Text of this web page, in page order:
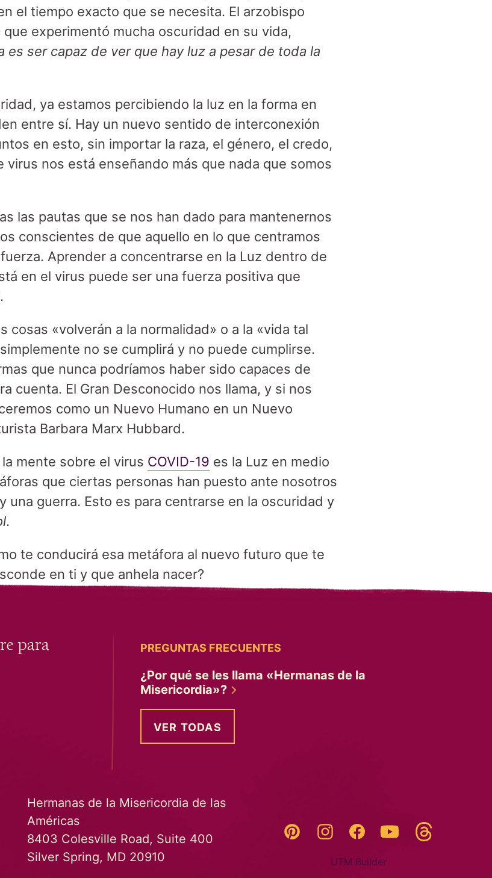
el tiempo exacto que se necesita. El arzobispo
experimentó mucha oscuridad en su vida,
es ser capaz de ver que hay luz a pesar de toda la
ya estamos percibiendo la luz en la forma en
entre sí. Hay un nuevo sentido de interconexión
en esto, sin importar la raza, el género, el credo,
virus nos está enseñando más que nada que somos
las pautas que se nos han dado para mantenernos
conscientes de que aquello en lo que centramos
Aprender a concentrarse en la Luz dentro de
en el virus puede ser una fuerza positiva que
cosas «volverán a la normalidad» o a la «vida tal
no se cumplirá y no puede cumplirse.
que nunca podríamos haber sido capaces de
cuenta. El Gran Desconocido nos llama, y si nos
como un Nuevo Humano en un Nuevo
Barbara Marx Hubbard.
mente sobre el virus COVID-19 es la Luz en medio
que ciertas personas han puesto ante nosotros
una guerra. Esto es para centrarse en la oscuridad y
.
te conducirá esa metáfora al nuevo futuro que te
en ti y que anhela nacer?
para
PREGUNTAS FRECUENTES
¿Por qué se les llama «Hermanas de la
Misericordia»?
VER TODAS
Hermanas de la Misericordia de las
Américas
8403 Colesville Road, Suite 400
Silver Spring, MD 20910
Pinterest InstagramFacebookYouTube
UTM Builder